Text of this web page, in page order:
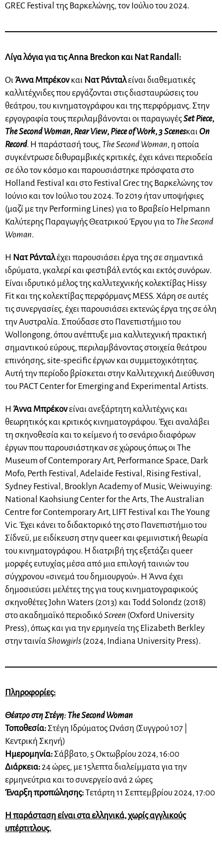
GREC Festival της Βαρκελώνης, τον Ιούλιο του 2024.
Λίγα λόγια για τις Anna Breckon και Nat Randall:
Οι Άννα Μπρέκονκαι Νατ Ράνταλείναι διαθεματικές
καλλιτέχνιδες που εργάζονται στις διασταυρώσεις του
θεάτρου, του κινηματογράφου και της περφόρμανς. Στην
εργογραφία τους περιλαμβάνονται οι παραγωγέςSet Piece,
The Second Woman, Rear View, Piece of Work, 3 Scenesκαι On
Record. Η παράστασή τους, The Second Woman, η οποία
συγκέντρωσε διθυραμβικές κριτικές, έχει κάνει περιοδεία
σε όλο τον κόσμο και παρουσιάστηκε πρόσφατα στο
Holland Festival και στο Festival Grec της Βαρκελώνης τον
Ιούνιο και τον Ιούλιο του 2024. Το 2019 ήταν υποψήφιες
(μαζί με την Performing Lines) για το Βραβείο Helpmann
Καλύτερης Παραγωγής Θεατρικού Έργου για το The Second
Woman.
Η Νατ Ράνταλέχει παρουσιάσει έργα της σε σημαντικά
ιδρύματα, γκαλερί και φεστιβάλ εντός και εκτός συνόρων.
Είναι ιδρυτικό μέλος της καλλιτεχνικής κολεκτίβας Hissy
Fit και της κολεκτίβας περφόρμανς MESS. Χάρη σε αυτές
τις συνεργασίες, έχει παρουσιάσει εκτενώς έργα της σε όλη
την Αυστραλία. Σπούδασε στο Πανεπιστήμιο του
Wollongong, όπου ανέπτυξε μια καλλιτεχνική πρακτική
σημαντικού εύρους, περιλαμβάνοντας στοιχεία θεάτρου
επινόησης, site-specific έργων και συμμετοχικότητας.
Αυτή την περίοδο βρίσκεται στην Καλλιτεχνική Διεύθυνση
του PACT Center for Emerging and Experimental Artists.
Η Άννα Μπρέκονείναι ανεξάρτητη καλλιτέχνις και
θεωρητικός και κριτικός κινηματογράφου. Έχει αναλάβει
τη σκηνοθεσία και το κείμενο ή το σενάριο διαφόρων
έργων που παρουσιάστηκαν σε χώρους όπως οι The
Museum of Contemporary Art, Performance Space, Dark
Mofo, Perth Festival, Adelaide Festival, Rising Festival,
Sydney Festival, Brooklyn Academy of Music, Weiwuying:
National Kaohsiung Center for the Arts, The Australian
Centre for Contemporary Art, LIFT Festival και The Young
Vic. Έχει κάνει το διδακτορικό της στο Πανεπιστήμιο του
Σίδνεϋ, με ειδίκευση στην queer και φεμινιστική θεωρία
του κινηματογράφου. Η διατριβή της εξετάζει queer
μορφές ευτυχίας μέσα από μια επιλογή ταινιών του
σύγχρονου «σινεμά του δημιουργού». Η Άννα έχει
δημοσιεύσει μελέτες της για τους κινηματογραφικούς
σκηνοθέτες John Waters (2013) και Todd Solondz (2018)
στο ακαδημαϊκό περιοδικόScreen (Oxford University
Press), όπως και για την ερμηνεία της Elizabeth Berkley
στην ταινίαShowgirls (2024, Indiana University Press).
Πληροφορίες:
Θέατρο στη Στέγη: The Second Woman
Τοποθεσία:Στέγη Ιδρύματος Ωνάση (Συγγρού 107 |
Κεντρική Σκηνή)
Ημερομηνία:Σάββατο, 5 Οκτωβρίου 2024, 16:00
Διάρκεια:24 ώρες, με 15λεπτα διαλείμματα για την
ερμηνεύτρια και το συνεργείο ανά 2 ώρες
Έναρξη προπώλησης:Τετάρτη 11 Σεπτεμβρίου 2024, 17:00
Η παράσταση είναι στα ελληνικά, χωρίς αγγλικούς
υπέρτιτλους.